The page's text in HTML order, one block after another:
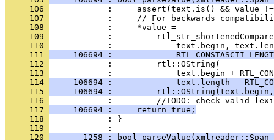
     106
     107
     108
     109
     110
     111
106694 :
     112
     113
     114
106694 :             text.length -
     115
106694 :
     116
     117
     106694 :     return true;
     118
            : }
     119
     120
1258 : bool